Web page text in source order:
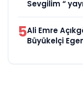
Sevgilim “
5Ali Emre
Büyükelçi